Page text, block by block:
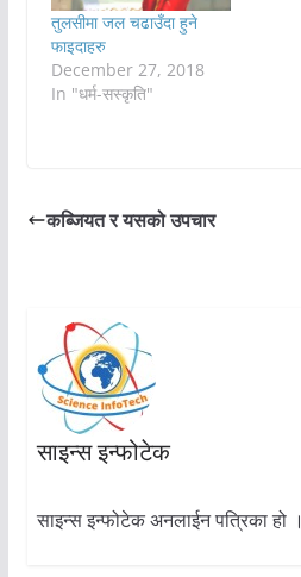
तुलसीमा जल चढाउँदा हुने
फाइदाहरु
December 27, 2018
In "धर्म-सस्कृति"
कब्जियत र यसको उपचार
साइन्स इन्फोटेक
साइन्स इन्फोटेक अनलाईन पत्रिका हो ।